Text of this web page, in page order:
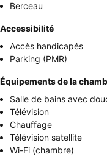
Berceau
Accessibilité
Accès handicapés
Parking (PMR)
Équipements de la
Salle de bains avec
Télévision
Chauffage
Télévision satellite
Wi-Fi (chambre)